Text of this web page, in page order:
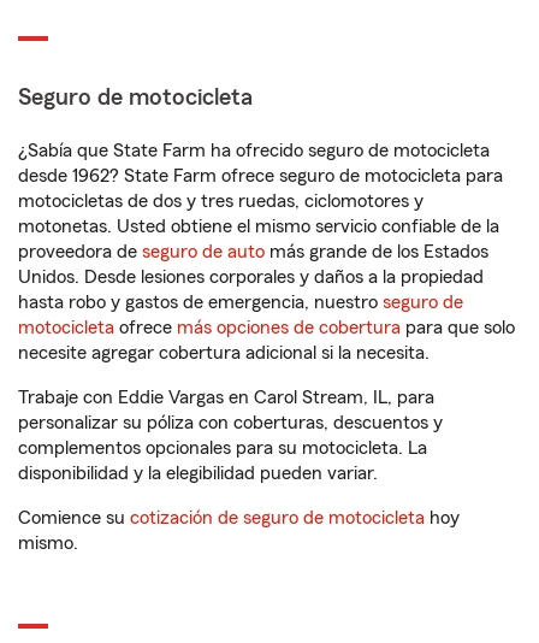
Seguro de motocicleta
¿Sabía que State Farm ha ofrecido seguro de motocicleta
desde 1962? State Farm ofrece seguro de motocicleta para
motocicletas de dos y tres ruedas, ciclomotores y
motonetas. Usted obtiene el mismo servicio confiable de la
proveedora de seguro de auto más grande de los Estados
Unidos. Desde lesiones corporales y daños a la propiedad
hasta robo y gastos de emergencia, nuestro seguro de
motocicleta ofrece más opciones de cobertura para que solo
necesite agregar cobertura adicional si la necesita.
Trabaje con Eddie Vargas en Carol Stream, IL, para
personalizar su póliza con coberturas, descuentos y
complementos opcionales para su motocicleta. La
disponibilidad y la elegibilidad pueden variar.
Comience su cotización de seguro de motocicleta hoy
mismo.